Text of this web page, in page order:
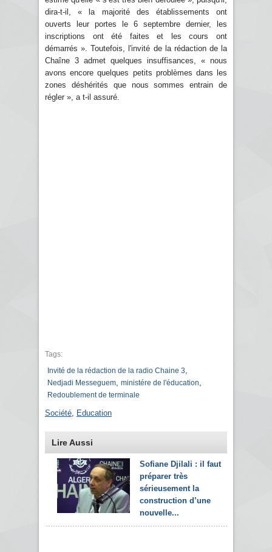
dira-t-il, « la majorité des établissements ont
ouverts leur portes le 6 septembre dernier, les
inscriptions ont été faites et les cours ont
démarrés ». Toutefois, l'invité de la rédaction de la
Chaîne 3 admet quelques insuffisances, « nous
avons encore quelques petits problèmes dans les
zones déshérités que nous sommes entrain de
régler », a t-il assuré.
Tags:
Invité de la rédaction de la radio Chaine 3
Nedjadi Messeguem ministére de l'éducation
Redoublement de terminale
Société Education
Lire Aussi
Sofiane Djilali : il faut
préparer très
sérieusement la
construction d’une
nouvelle...